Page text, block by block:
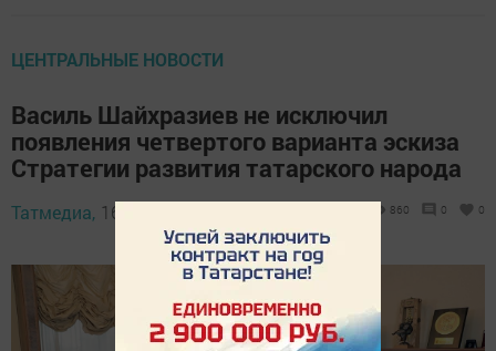
ЦЕНТРАЛЬНЫЕ НОВОСТИ
Василь Шайхразиев не исключил
появления четвертого варианта эскиза
Стратегии развития татарского народа
Татмедиа, 16 March 2019 - 11:17 860 0 0